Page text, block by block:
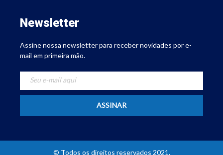
Newsletter
Assine nossa newsletter para receber novidades por e-
mail em primeira mão.
© Todos os direitos reservados 2021.